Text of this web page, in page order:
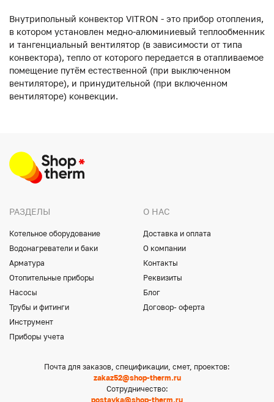
Внутрипольный конвектор VITRON - это прибор отопления,
в котором установлен медно-алюминиевый теплообменник
и тангенциальный вентилятор (в зависимости от типа
конвектора), тепло от которого передается в отапливаемое
помещение путём естественной (при выключенном
вентиляторе), и принудительной (при включенном
вентиляторе) конвекции.
РАЗДЕЛЫ
Котельное оборудование
Водонагреватели и баки
Арматура
Отопительные приборы
Насосы
Трубы и фитинги
Инструмент
Приборы учета
О НАС
Доставка и оплата
О компании
Контакты
Реквизиты
Блог
Договор- оферта
Почта для заказов, спецификации, смет, проектов:
zakaz52@shop-therm.ru
Сотрудничество:
postavka@shop-therm.ru